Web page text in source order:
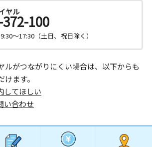
ヤル
100
9:30～17:30（土日、祝日除く）
ルがつながりにくい場合は、以下からも
ます。
してほしい
い合わせ